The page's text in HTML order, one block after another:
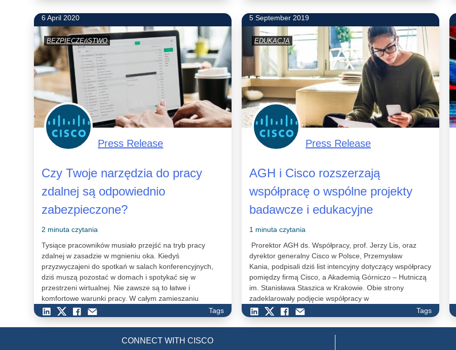
6 April 2020
BEZPIECZEńSTWO
Press Release
Czy Twoje narzędzia do pracy
zdalnej są odpowiednio
zabezpieczone?
2 minuta czytania
Tysiące pracowników musiało przejść na tryb pracy
zdalnej w zasadzie w mgnieniu oka. Kiedyś
przyzwyczajeni do spotkań w salach konferencyjnych,
dziś muszą pozostać w domach i spotykać się w
przestrzeni wirtualnej. Nie zawsze są to łatwe i
komfortowe warunki pracy. W całym zamieszaniu
spowodowanym nietypową sytuacją nie można
zapominać o bezpieczeństwie home office.
Tags
5 September 2019
EDUKACJA
Press Release
AGH i Cisco rozszerzają
współpracę o wspólne projekty
badawcze i edukacyjne
1 minuta czytania
Prorektor AGH ds. Współpracy, prof. Jerzy Lis, oraz
dyrektor generalny Cisco w Polsce, Przemysław
Kania, podpisali dziś list intencyjny dotyczący współpracy
pomiędzy firmą Cisco, a Akademią Górniczo – Hutniczą
im. Stanisława Staszica w Krakowie. Obie strony
zadeklarowały podjęcie współpracy w
zakresie zwiększenia efektywności kształcenia
studentów oraz pracowników AGH,
Tags
CONNECT WITH CISCO